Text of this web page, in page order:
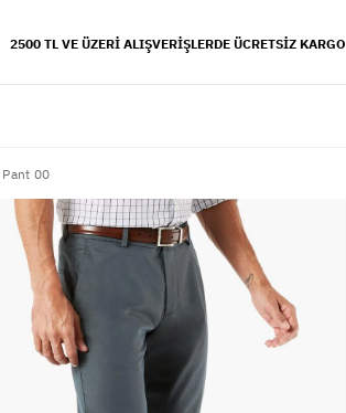
2500 TL VE ÜZERI ALIŞVERIŞLERDE ÜCRETSIZ KARGO
00